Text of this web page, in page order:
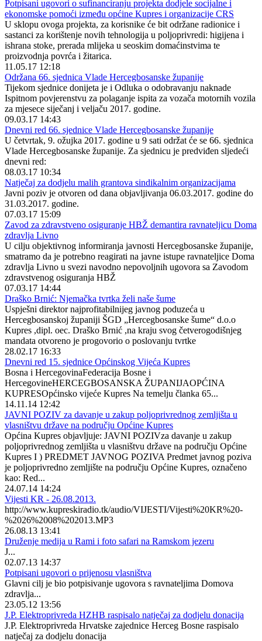
Potpisani ugovori o sufinanciranju projekta dodjele socijalne i
ekonomske pomoći između općine Kupres i organizacije CRS
U sklopu ovoga projekta, za korisnike će bit održane radionice i
sastanci za korištenje novih tehnologija u poljoprivredi: higijena i
ishrana stoke, prerada mlijeka u seoskim domaćinstvima te
proizvodnja povrća i žitarica.
11.05.17 12:18
Održana 66. sjednica Vlade Hercegbosanske županije
Tijekom sjednice donijeta je i Odluka o odobravanju naknade
Ispitnom povjerenstvu za polaganje ispita za vozača motornih vozila
za mjesece siječanj i veljaču 2017. godine.
09.03.17 14:43
Dnevni red 66. sjednice Vlade Hercegbosanske županije
U četvrtak, 9. ožujka 2017. godine u 9 sati održat će se 66. sjednica
Vlade Hercegbosanske županije. Za sjednicu je predviđen sljedeći
dnevni red:
08.03.17 10:34
Natječaj za dodjelu malih grantova sindikalnim organizacijama
Javni poziv je otvoren od dana objavljivanja 06.03.2017. godine do
31.03.2017. godine.
07.03.17 15:09
Zavod za zdravstveno osiguranje HBŽ demantira ravnateljicu Doma
zdravlja Livno
U cilju objektivnog informiranja javnosti Hercegbosanske županije,
smatramo da je potrebno reagirati na javne istupe ravnateljice Doma
zdravlja Livno u svezi navodno nepovoljnih ugovora sa Zavodom
zdravstvenog osiguranja HBŽ
07.03.17 14:44
Draško Brnić: Njemačka tvrtka želi naše šume
Uspješni direktor najprofitabilnijeg javnog poduzeća u
Hercegbosanskoj županiji ŠGD „Hercegbosanske šume“ d.o.o
Kupres ,dipl. oec. Draško Brnić ,na kraju svog četverogodišnjeg
mandata otvoreno je progovorio o poslovanju tvrtke
28.02.17 16:33
Dnevni red 15. sjednice Općinskog Vijeća Kupres
Bosna i HercegovinaFederacija Bosne i
HercegovineHERCEGBOSANSKA ŽUPANIJAOPĆINA
KUPRESOpćinsko vijeće Kupres Na temelju članka 65...
14.11.14 12:42
JAVNI POZIV za davanje u zakup poljoprivrednog zemljišta u
vlasništvu države na području Općine Kupres
Općina Kupres objavljuje: JAVNI POZIVza davanje u zakup
poljoprivrednog zemljišta u vlasništvu države na području Općine
Kupres I ) PREDMET JAVNOG POZIVA Predmet javnog poziva
je poljoprivredno zemljište na području Općine Kupres, označeno
kao: Red...
24.07.14 14:24
Vijesti KR - 26.08.2013.
http://www.kupreskiradio.tk/audio/VIJESTI/Vijesti%20KR%20-
%2026%2008%202013.MP3
26.08.13 13:41
Druženje medija u Rami i foto safari na Ramskom jezeru
J...
02.07.13 14:37
Potpisani ugovori o prijenosu vlasništva
Glavni cilj je bio potpisivanje ugovora s ravnateljima Domova
zdravlja...
23.05.12 13:56
J.P. Elektroprivreda HZHB raspisalo natječaj za dodjelu donacija
J.P. Elektroprivreda Hrvatske zajednice Herceg Bosne raspisalo
natječaj za dodjelu donacija